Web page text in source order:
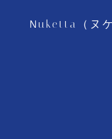
Nuketta（ヌ